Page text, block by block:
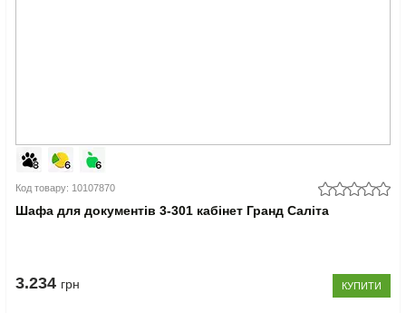
Код товару: 10107870
Шафа для документів 3-301 кабінет Гранд Саліта
3.234 грн КУПИТИ